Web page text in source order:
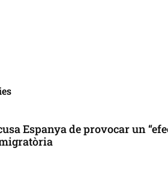
Espanya de provocar un